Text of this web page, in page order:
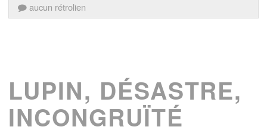
aucun rétrolien
LUPIN, DÉSASTRE,
INCONGRUÏTÉ